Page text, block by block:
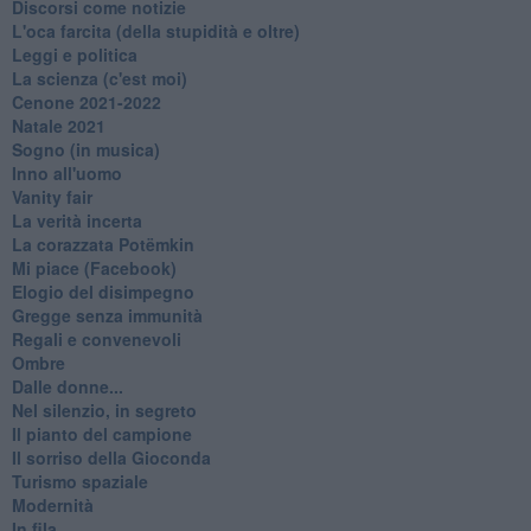
Discorsi come notizie
L'oca farcita (della stupidità e oltre)
Leggi e politica
La scienza (c'est moi)
Cenone 2021-2022
Natale 2021
Sogno (in musica)
Inno all'uomo
Vanity fair
La verità incerta
La corazzata Potëmkin
Mi piace (Facebook)
Elogio del disimpegno
Gregge senza immunità
Regali e convenevoli
Ombre
Dalle donne...
Nel silenzio, in segreto
Il pianto del campione
Il sorriso della Gioconda
Turismo spaziale
Modernità